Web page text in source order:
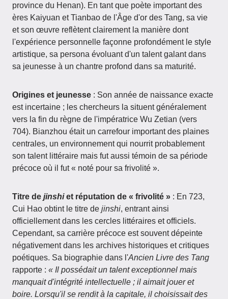
province du Henan). En tant que poète important des
ères Kaiyuan et Tianbao de l'Âge d'or des Tang, sa vie
et son œuvre reflètent clairement la manière dont
l'expérience personnelle façonne profondément le style
artistique, sa persona évoluant d'un talent galant dans
sa jeunesse à un chantre profond dans sa maturité.
Origines et jeunesse : Son année de naissance exacte
est incertaine ; les chercheurs la situent généralement
vers la fin du règne de l'impératrice Wu Zetian (vers
704). Bianzhou était un carrefour important des plaines
centrales, un environnement qui nourrit probablement
son talent littéraire mais fut aussi témoin de sa période
précoce où il fut « noté pour sa frivolité ».
Titre de jinshiet réputation de « frivolité » : En 723,
Cui Hao obtint le titre de jinshi, entrant ainsi
officiellement dans les cercles littéraires et officiels.
Cependant, sa carrière précoce est souvent dépeinte
négativement dans les archives historiques et critiques
poétiques. Sa biographie dans l'Ancien Livre des Tang
rapporte : « Il possédait un talent exceptionnel mais
manquait d'intégrité intellectuelle ; il aimait jouer et
boire. Lorsqu'il se rendit à la capitale, il choisissait des